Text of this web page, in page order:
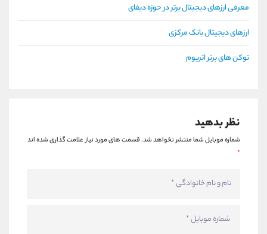
معرفی ارزهای دیجیتال برتر در حوزه دیفای
ارزهای دیجیتال بانک مرکزی
توکن های برتر اتریوم
نظر بدهید
شماره موبایل شما منتشر نخواهد شد.قسمت های مورد نیاز علامت گذاری شده اند
*